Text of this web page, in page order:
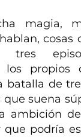
magia,
cosas
los propios
batalla de
que suena
ambición
que podría